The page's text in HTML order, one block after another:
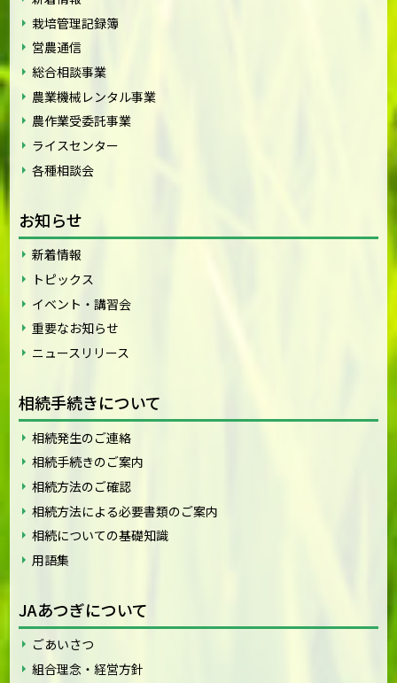
栽培管理記録簿
営農通信
総合相談事業
農業機械レンタル事業
農作業受委託事業
ライスセンター
各種相談会
お知らせ
新着情報
トピックス
イベント・講習会
重要なお知らせ
ニュースリリース
相続手続きについて
相続発生のご連絡
相続手続きのご案内
相続方法のご確認
相続方法による必要書類のご案内
相続についての基礎知識
用語集
JAあつぎについて
ごあいさつ
組合理念・経営方針